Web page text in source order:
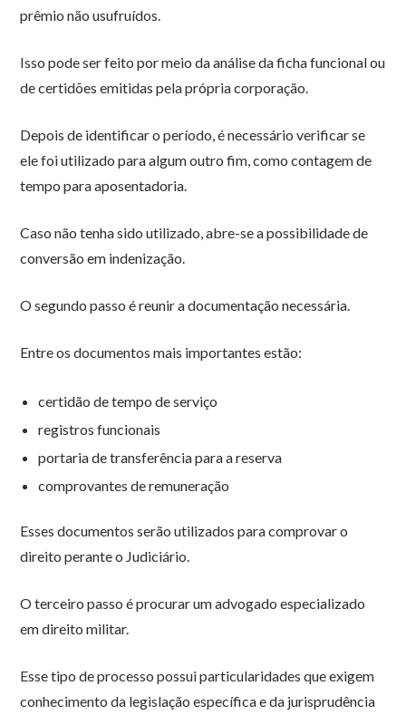
prêmio não usufruídos.
Isso pode ser feito por meio da análise da ficha funcional ou
de certidões emitidas pela própria corporação.
Depois de identificar o período, é necessário verificar se
ele foi utilizado para algum outro fim, como contagem de
tempo para aposentadoria.
Caso não tenha sido utilizado, abre-se a possibilidade de
conversão em indenização.
O segundo passo é reunir a documentação necessária.
Entre os documentos mais importantes estão:
certidão de tempo de serviço
registros funcionais
portaria de transferência para a reserva
comprovantes de remuneração
Esses documentos serão utilizados para comprovar o
direito perante o Judiciário.
O terceiro passo é procurar um advogado especializado
em direito militar.
Esse tipo de processo possui particularidades que exigem
conhecimento da legislação específica e da jurisprudência